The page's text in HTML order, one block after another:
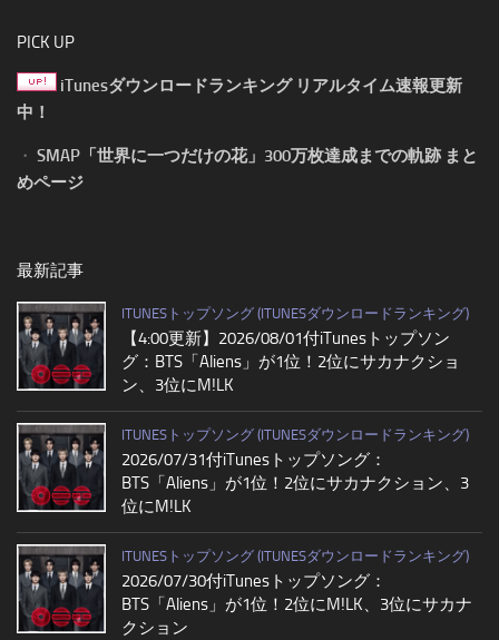
PICK UP
iTunesダウンロードランキング リアルタイム速報更新
中！
・ SMAP「世界に一つだけの花」300万枚達成までの軌跡 まと
めページ
最新記事
ITUNESトップソング (ITUNESダウンロードランキング)
【4:00更新】2026/08/01付iTunesトップソン
グ：BTS「Aliens」が1位！2位にサカナクショ
ン、3位にM!LK
ITUNESトップソング (ITUNESダウンロードランキング)
2026/07/31付iTunesトップソング：
BTS「Aliens」が1位！2位にサカナクション、3
位にM!LK
ITUNESトップソング (ITUNESダウンロードランキング)
2026/07/30付iTunesトップソング：
BTS「Aliens」が1位！2位にM!LK、3位にサカナ
クション